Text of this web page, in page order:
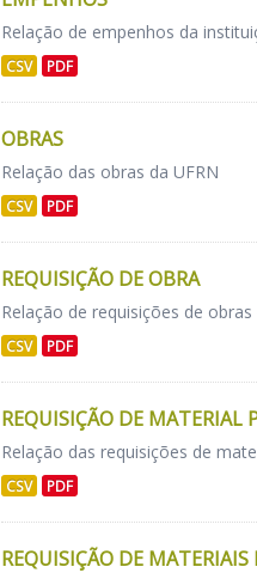
Relação de empenhos da
CSV PDF
OBRAS
Relação das obras da UFRN
CSV PDF
REQUISIÇÃO DE OBRA
Relação de requisições de
CSV PDF
REQUISIÇÃO DE MATERIAL
Relação das requisições de
CSV PDF
REQUISIÇÃO DE